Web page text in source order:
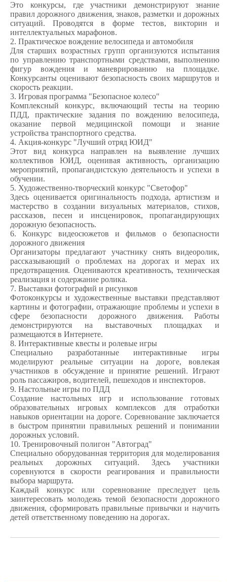
Это конкурсы, где участники демонстрируют знание
правил дорожного движения, знаков, разметки и дорожных
ситуаций. Проводятся в форме тестов, викторин и
интеллектуальных марафонов.
2. Практическое вождение велосипеда и автомобиля
Для старших возрастных групп организуются испытания
по управлению транспортными средствами, выполнению
фигур вождения и маневрированию на площадке.
Конкурсанты оценивают безопасность своих маршрутов и
скорость реакции.
3. Игровая программа "Безопасное колесо"
Комплексный конкурс, включающий тесты на теорию
ПДД, практические задания по вождению велосипеда,
оказание первой медицинской помощи и знание
устройства транспортного средства.
4. Акция-конкурс "Лучший отряд ЮИД"
Этот вид конкурса направлен на выявление лучших
коллективов ЮИД, оценивая активность, организацию
мероприятий, пропагандистскую деятельность и успехи в
обучении.
5. Художественно-творческий конкурс "Светофор"
Здесь оценивается оригинальность подхода, артистизм и
мастерство в создании визуальных материалов, стихов,
рассказов, песен и инсценировок, пропагандирующих
дорожную безопасность.
6. Конкурс видеосюжетов и фильмов о безопасности
дорожного движения
Организаторы предлагают участнику снять видеоролик,
рассказывающий о проблемах на дорогах и мерах их
предотвращения. Оцениваются креативность, техническая
реализация и содержание ролика.
7. Выставки фотографий и рисунков
Фотоконкурсы и художественные выставки представляют
картины и фотографии, отражающие проблемы и успехи в
сфере безопасности дорожного движения. Работы
демонстрируются на выставочных площадках и
размещаются в Интернете.
8. Интерактивные квесты и ролевые игры
Специально разработанные интерактивные игры
моделируют реальные ситуации на дороге, вовлекая
участников в обсуждение и принятие решений. Играют
роль пассажиров, водителей, пешеходов и инспекторов.
9. Настольные игры по ПДД
Создание настольных игр и использование готовых
образовательных игровых комплексов для отработки
навыков ориентации на дороге. Соревнование заключается
в быстром принятии правильных решений и понимании
дорожных условий.
10. Тренировочный полигон "Автоград"
Специально оборудованная территория для моделирования
реальных дорожных ситуаций. Здесь участники
соревнуются в скорости реагирования и правильности
выбора маршрута.
Каждый конкурс или соревнование преследует цель
заинтересовать молодежь темой безопасности дорожного
движения, сформировать правильные привычки и научить
детей ответственному поведению на дорогах.